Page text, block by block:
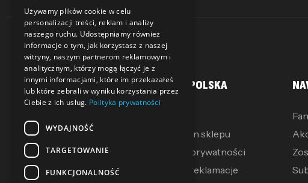
MOJE KONTO
Moje pokwitowania
Mój koszyk
SALLER POLSKA
Regulamin sklepu
Polityka prywatności
Zwroty i reklamacje
Używamy plików cookie w celu
personalizacji treści, reklam i analizy
naszego ruchu. Udostępniamy również
informacje o tym, jak korzystasz z naszej
witryny, naszym partnerom reklamowym i
analitycznym, którzy mogą łączyć je z
innymi informacjami, które im przekazałeś
lub które zebrali w wyniku korzystania przez
Ciebie z ich usług. Polityka prywatności
WYDAJNOŚĆ
TARGETOWANIE
FUNKCJONALNOŚĆ